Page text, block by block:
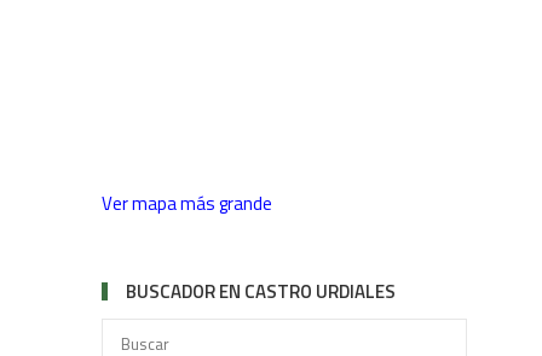
Ver mapa más grande
BUSCADOR EN CASTRO URDIALES